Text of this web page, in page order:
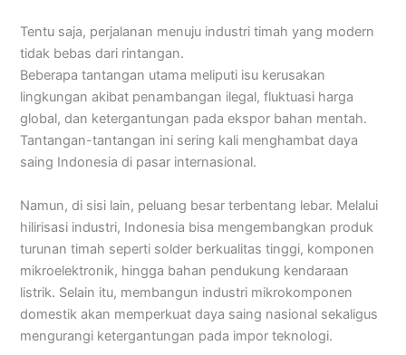
Tentu saja, perjalanan menuju industri timah yang modern
tidak bebas dari rintangan.
Beberapa tantangan utama meliputi isu kerusakan
lingkungan akibat penambangan ilegal, fluktuasi harga
global, dan ketergantungan pada ekspor bahan mentah.
Tantangan-tantangan ini sering kali menghambat daya
saing Indonesia di pasar internasional.
Namun, di sisi lain, peluang besar terbentang lebar. Melalui
hilirisasi industri, Indonesia bisa mengembangkan produk
turunan timah seperti solder berkualitas tinggi, komponen
mikroelektronik, hingga bahan pendukung kendaraan
listrik. Selain itu, membangun industri mikrokomponen
domestik akan memperkuat daya saing nasional sekaligus
mengurangi ketergantungan pada impor teknologi.